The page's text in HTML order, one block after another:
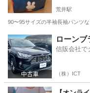
荒井駅
90〜95サイズの半袖長袖パンツ
宮城 仙台市 荒井駅
ローン
信販会社で
（株）ICT